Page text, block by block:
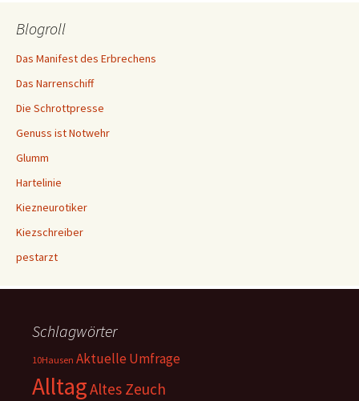
Blogroll
Das Manifest des Erbrechens
Das Narrenschiff
Die Schrottpresse
Genuss ist Notwehr
Glumm
Hartelinie
Kiezneurotiker
Kiezschreiber
pestarzt
Schlagwörter
10Hausen Aktuelle Umfrage
AlltagAltes Zeuch